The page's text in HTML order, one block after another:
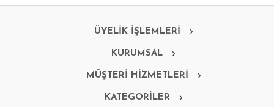
ÜYELİK İŞLEMLERİ
KURUMSAL
MÜŞTERİ HİZMETLERİ
KATEGORİLER